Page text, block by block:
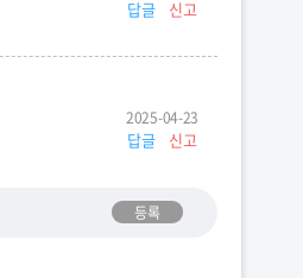
답글 신고
2025-04-23
답글 신고
등록